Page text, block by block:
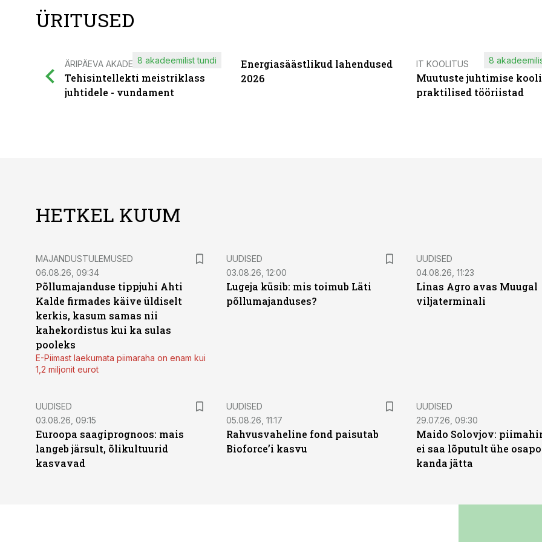
ÜRITUSED
ÄRIPÄEVA AKADEEMIA
Tehisintellekti meistriklass
juhtidele - vundament
8 akadeemilist tundi
Energiasäästlikud lahendused
2026
IT KOOLITUS
Muutuste juhtimise
praktilised tööriistad
8
HETKEL KUUM
MAJANDUSTULEMUSED
06.08.26, 09:34
Põllumajanduse tippjuhi Ahti
Kalde firmades käive üldiselt
kerkis, kasum samas nii
kahekordistus kui ka sulas
pooleks
E-Piimast laekumata piimaraha on enam kui
1,2 miljonit eurot
UUDISED
03.08.26, 12:00
Lugeja küsib: mis toimub Läti
põllumajanduses?
UUDISED
04.08.26, 11:23
Linas Agro avas Muugal
viljaterminali
UUDISED
03.08.26, 09:15
Euroopa saagiprognoos: mais
langeb järsult, õlikultuurid
kasvavad
UUDISED
05.08.26, 11:17
Rahvusvaheline fond paisutab
Bioforce’i kasvu
UUDISED
29.07.26, 09:30
Maido Solovjov:
ei saa lõputult ühe
kanda jätta